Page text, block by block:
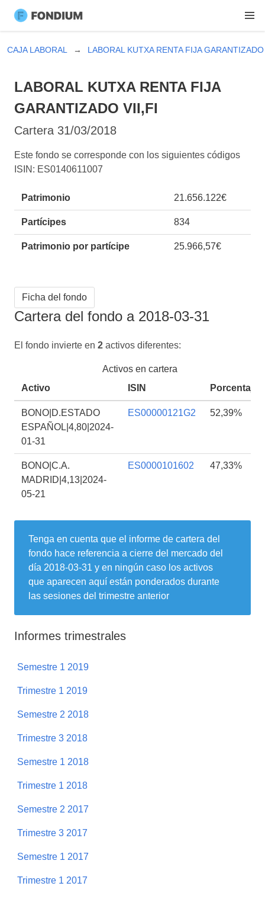
CAJA LABORAL LABORAL KUTXA RENTA FIJA
LABORAL KUTXA RENTA FIJA
GARANTIZADO VII,FI
Cartera 31/03/2018
Este fondo se corresponde con los siguientes códigos
ISIN: ES0140611007
Patrimonio 21.656.122€
Partícipes 834
Patrimonio por partícipe 25.966,57€
Ficha del fondo
Cartera del fondo a 2018-03-31
El fondo invierte en 2 activos diferentes:
Activos en cartera
Activo
ISIN Porcentaje
BONO|D.ESTADO
ESPAÑOL|4,80|2024-
01-31
ES00000121G2 52,39%
BONO|C.A.
MADRID|4,13|2024-
05-21
ES0000101602 47,33%
Tenga en cuenta que el informe de cartera del
fondo hace referencia a cierre del mercado del
día 2018-03-31 y en ningún caso los activos
que aparecen aquí están ponderados durante
las sesiones del trimestre anterior
Informes trimestrales
Semestre 1 2019
Trimestre 1 2019
Semestre 2 2018
Trimestre 3 2018
Semestre 1 2018
Trimestre 1 2018
Semestre 2 2017
Trimestre 3 2017
Semestre 1 2017
Trimestre 1 2017